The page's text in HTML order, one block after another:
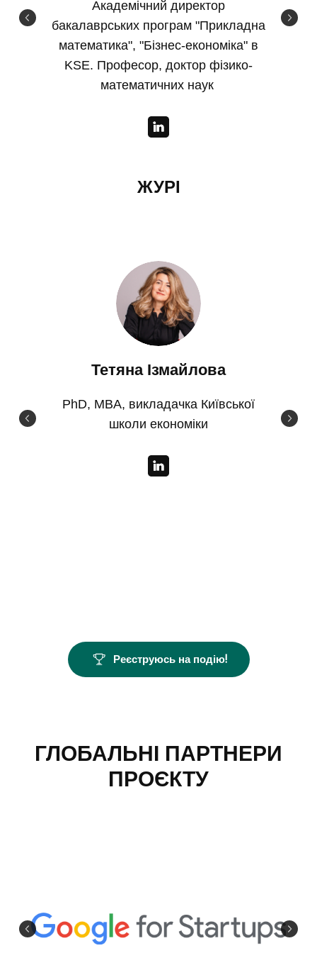
Академічний директор
бакалаврських програм "Прикладна
математика", "Бізнес-економіка" в
KSE. Професор, доктор фізико-
математичних наук
ЖУРІ
Тетяна Ізмайлова
PhD, MBA, викладачка Київської
школи економіки
Реєструюсь на подію!
ГЛОБАЛЬНІ ПАРТНЕРИ
ПРОЄКТУ